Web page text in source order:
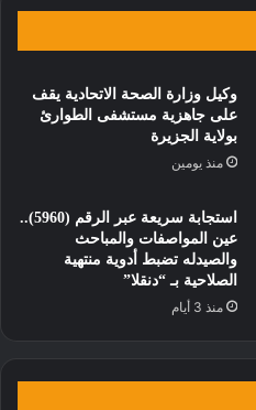
وكيل وزارة الصحة الاتحادية يقف
على جاهزية مستشفى الطوارئ
بولاية الجزيرة
منذ يومين
استجابة سريعة عبر الرقم (5960)..
عين المواصفات والمباحث
والصيدله تضبط أدوية منتهية
الصلاحية بـ “دنقلا”
منذ 3 أيام